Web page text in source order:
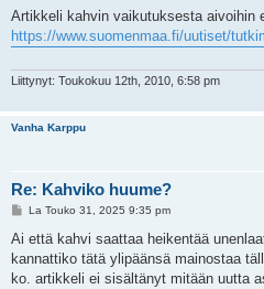
e
t
Artikkeli kahvin vaikutuksesta aivoihin
https://www.suomenmaa.fi/uutiset/
Liittynyt: Toukokuu 12th, 2010, 6:58 pm
Vanha Karppu
Re: Kahviko huume?
V
e
t
i
La Touko 31, 2025 9:35 pm
Ai että kahvi saattaa heikentää
kannattiko tätä ylipäänsä mainostaa
ko. artikkeli ei sisältänyt mitään uutta